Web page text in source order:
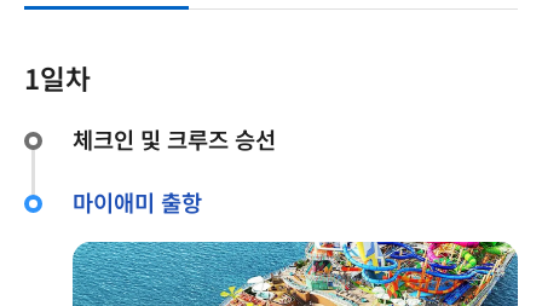
1일차
체크인 및 크루즈 승선
마이애미 출항